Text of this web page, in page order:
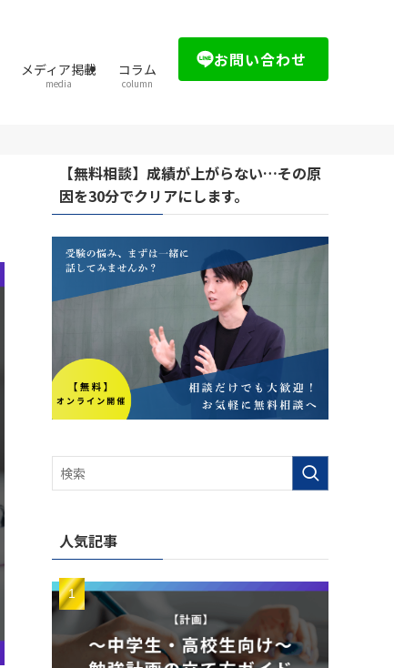
メディア掲載
media
コラム
column
お問い合わせ
【無料相談】成績が上がらない…その原
因を30分でクリアにします。
人気記事